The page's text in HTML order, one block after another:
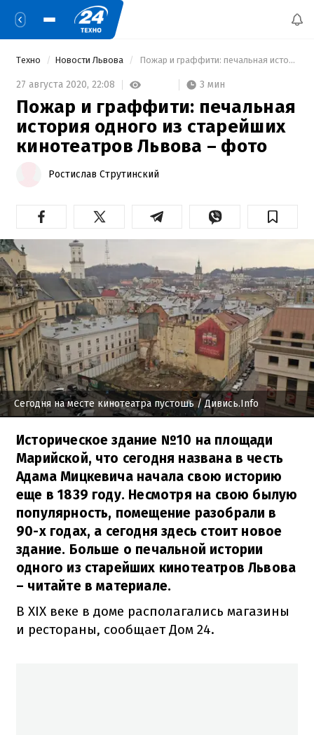
Техно Новости Львова Пожар и граффити: печальная история одного из старейших кинотеатров Львова – фото
27 августа 2020, 22:08 3 мин
Пожар и граффити: печальная
история одного из старейших
кинотеатров Львова – фото
Ростислав Струтинский
Сегодня на месте кинотеатра пустошь/ Дивись.Info
Историческое здание №10 на площади
Марийской, что сегодня названа в честь
Адама Мицкевича начала свою историю
еще в 1839 году. Несмотря на свою былую
популярность, помещение разобрали в
90-х годах, а сегодня здесь стоит новое
здание. Больше о печальной истории
одного из старейших кинотеатров Львова
– читайте в материале.
В XIX веке в доме располагались магазины
и рестораны, сообщает Дом 24.